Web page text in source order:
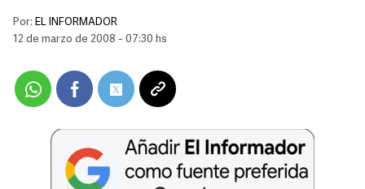
Por: EL INFORMADOR
12 de marzo de 2008 - 07:30 hs